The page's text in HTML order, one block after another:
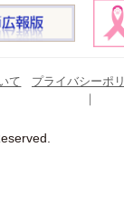
て プライバシーポ